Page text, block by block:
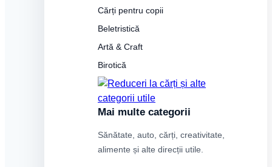
Cărți pentru copii
Beletristică
Artă & Craft
Birotică
Mai multe categorii
Sănătate, auto, cărți, creativitate,
alimente și alte direcții utile.